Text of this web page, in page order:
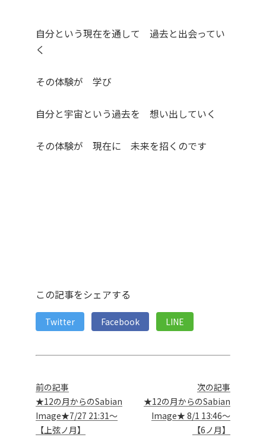
自分という現在を通して 過去と出会ってい
く
その体験が 学び
自分と宇宙という過去を 想い出していく
その体験が 現在に 未来を招くのです
この記事をシェアする
Twitter Facebook LINE
前の記事
★12の月からのSabian
Image★7/27 21:31～
【上弦ノ月】
次の記事
★12の月からのSabian
Image★ 8/1 13:46～
【6ノ月】